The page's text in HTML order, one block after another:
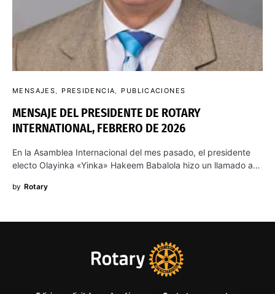
MENSAJES PRESIDENCIA PUBLICACIONES
MENSAJE DEL PRESIDENTE DE ROTARY
INTERNATIONAL, FEBRERO DE 2026
En la Asamblea Internacional del mes pasado, el presidente
electo Olayinka «Yinka» Hakeem Babalola hizo un llamado a…
by Rotary